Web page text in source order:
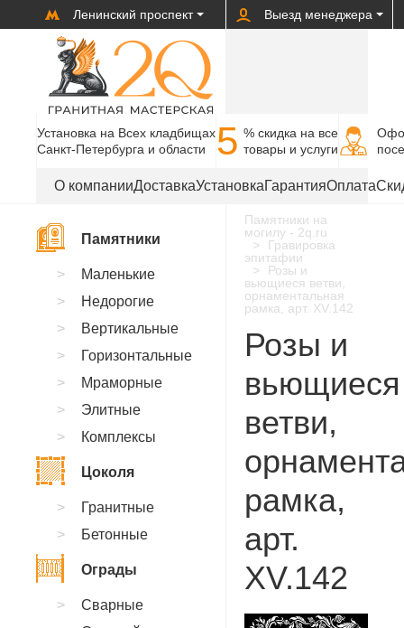
Ленинский проспект Выезд менеджера
Установка на Всех кладбищах
Санкт-Петербурга и области
5 % cкидка на все
товары и услуги
О компанииДоставкаУстановкаГарантияОплата
Памятники на
могилу - 2q.ru
Гравировка
эпитафии
Розы и
вьющиеся ветви,
орнаментальная
рамка, арт. XV.142
Розы и
вьющиеся
ветви,
рамка,
арт.
XV.142
Памятники
Маленькие
Недорогие
Вертикальные
Горизонтальные
Мраморные
Элитные
Комплексы
Цоколя
Гранитные
Бетонные
Ограды
Сварные